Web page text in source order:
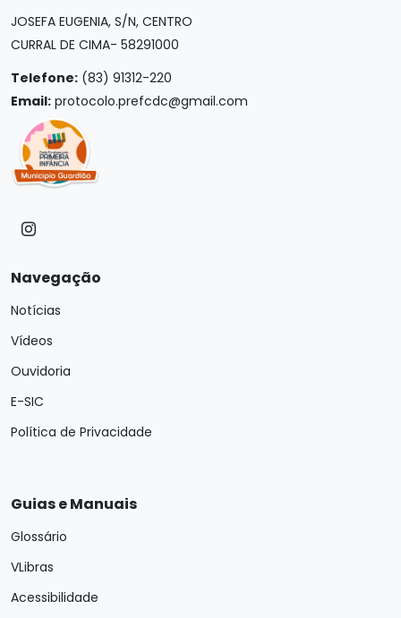
JOSEFA EUGENIA, S/N, CENTRO
CURRAL DE CIMA- 58291000
Telefone: (83) 91312-220
Email: protocolo.prefcdc@gmail.com
Navegação
Notícias
Vídeos
Ouvidoria
E-SIC
Política de Privacidade
Guias e Manuais
Glossário
VLibras
Acessibilidade